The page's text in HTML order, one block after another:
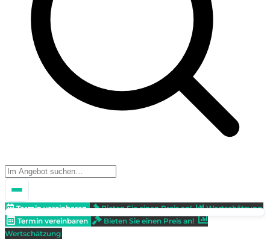
Termin vereinbaren Bieten Sie einen Preis an!
Wertschätzung
Termin vereinbaren
Bieten Sie einen Preis an!
Wertschätzung